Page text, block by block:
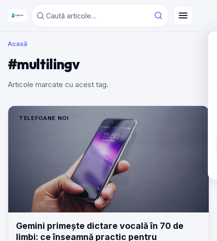
Acasă
#multilingv
Articole marcate cu acest tag.
TELEFOANE NOI
Gemini primește dictare vocală în 70 de
limbi: ce înseamnă practic pentru